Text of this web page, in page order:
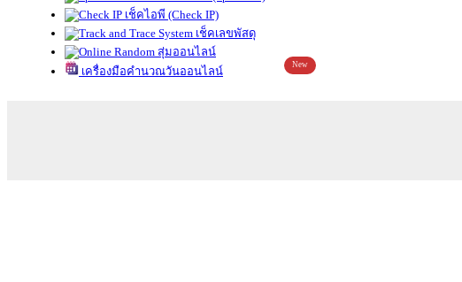
เช็คไอพี (Check IP)
เช็คเลขพัสดุ
สุ่มออนไลน์
เครื่องมือคำนวณวันออนไลน์
New